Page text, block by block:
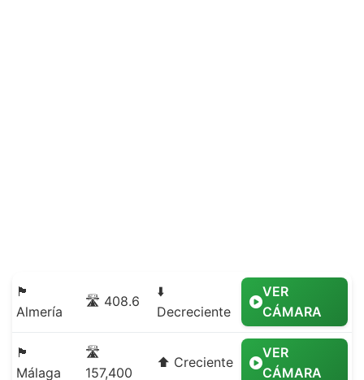
🏴
Almería
🛣️ 408.6
⬇️
Decreciente
VER
CÁMARA
🏴
Málaga
🛣️
157,400
⬆️ Creciente
VER
CÁMARA